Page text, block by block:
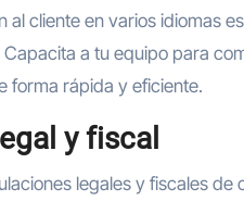
al cliente en varios idiomas
a tu equipo para
forma rápida y eficiente.
y fiscal
legales y fiscales